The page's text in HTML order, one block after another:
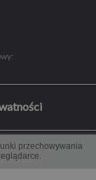
S.A.
Warszawa
przechowywania